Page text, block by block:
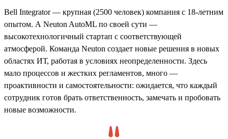
Bell Integrator — крупная (2500 человек) компания с 18-летним
опытом. А Neuton AutoML по своей сути —
высокотехнологичный стартап с соответствующей
атмосферой. Команда Neuton создает новые решения в новых
областях ИТ, работая в условиях неопределенности. Здесь
мало процессов и жестких регламентов, много —
проактивности и самостоятельности: ожидается, что каждый
сотрудник готов брать ответственность, замечать и пробовать
новые возможности.